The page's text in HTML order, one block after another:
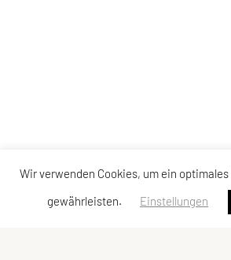
Wir verwenden Cookies, um ein
gewährleisten.
Einstellungen